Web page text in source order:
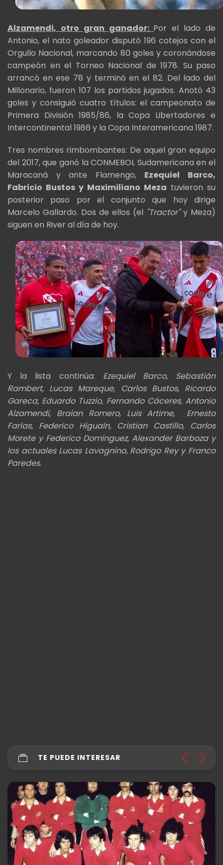
Alzamendi, otro gran ganador: Por el lado de
Antonio, el nato goleador disputó 196 cotejos con el
Orgullo Nacional, marcando 80 goles y coronándose
campeón en el Torneo Nacional de 1978. Su paso
arrancó en ese 78 y terminó en el 82. Del lado del
Millonario, fueron 107 los partidos jugados. Anotó 43
goles y consiguió cuatro títulos: el campeonato de
Primera División 1985/86, la Copa Libertadores e
Intercontinental 1986 y la Copa Interamericana 1987.
Tres nombres rimbombantes: De aquel gran equipo
del 2017, que ganó la CONMEBOL Sudamericana en el
Maracaná y ante Flamengo, Ezequiel Barco,
Fabricio Bustos y Maximiliano Meza tuvieron su
posterior paso por el conjunto que hoy dirige
Marcelo Gallardo. Dos de ellos (el "Tractor"y Meza)
siguen en River al día de hoy.
Y la lista continúa: Ezequiel Barco, Sebastián
Rambert, Lucas Mareque, Carlos Bustos, Ricardo
Gareca, Eduardo Tuzzio, Fernando Cáceres, Antonio
Alzamendi, Braian Romero, Luis Artime, Ernesto
Farías, Federico Higuaín, Cristian Castillo, Carlos
Morete y Federico Domínguez, Alexander Barboza y
los actuales Lucas Lavagnino, Rodrigo Rey y Franco
Paredes.
TE PUEDE INTERESAR